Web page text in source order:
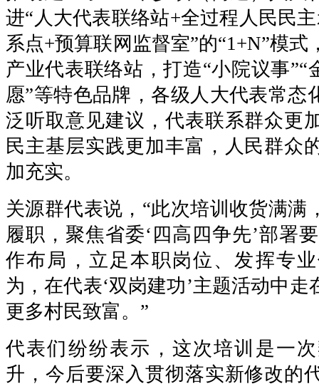
进“人大代表联络站+全过程人民民
系点+预算联网监督室”的“1+N”模式
产业代表联络站，打造“小院议事”“
愿”等特色品牌，各级人大代表常态
泛听取意见建议，代表联系群众更
民主基层实践更加丰富，人民群众
加充实。
关源群代表说，“此次培训收货满满
履职，聚焦省委‘四高四争先’部署
作布局，立足本职岗位、发挥专
为，在代表‘双岗建功’主题活动中
更多村民致富。”
代表们纷纷表示，这次培训是一
升，今后要深入贯彻落实新修改的